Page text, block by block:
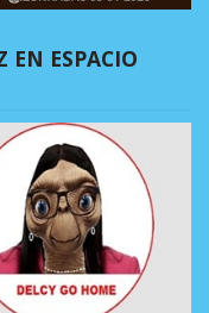
EN ESPACIO